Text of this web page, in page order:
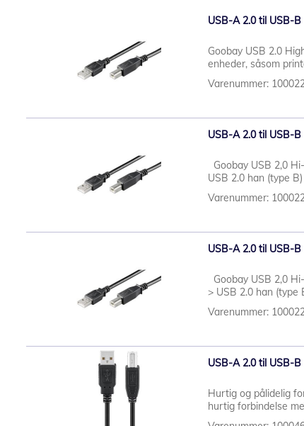
USB-A 2.0 til USB-
Goobay USB 2.0
enheder, såsom
Varenummer:
USB-A 2.0 til USB-
Goobay USB 2,0
USB 2.0 han (type
Varenummer:
USB-A 2.0 til USB-
Goobay USB 2,0
> USB 2.0 han
Varenummer:
USB-A 2.0 til USB-
Hurtig og pålidelig
hurtig forbindelse